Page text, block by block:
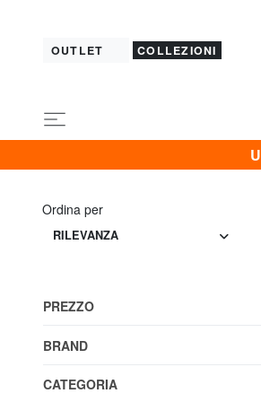
OUTLET COLLEZIONI
Ordina per
RILEVANZA
PREZZO
BRAND
CATEGORIA